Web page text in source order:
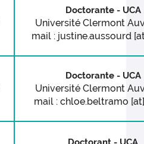
Doctorante - UCA
Université Clermont
mail : justine.aussourd
Doctorante - UCA
Université Clermont
mail : chloe.beltramo